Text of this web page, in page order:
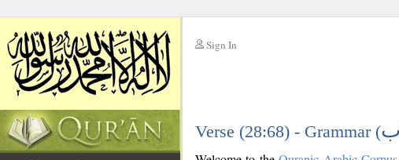
Sign In
Verse (28:68) - Grammar (